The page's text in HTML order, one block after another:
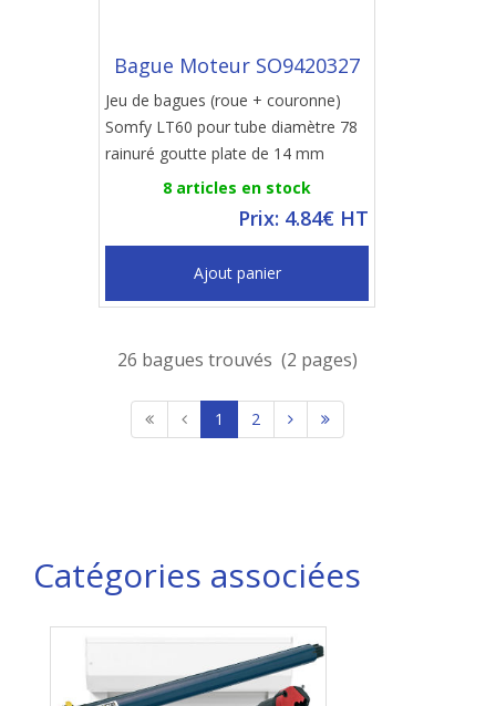
Bague Moteur SO9420327
Jeu de bagues (roue + couronne)
Somfy LT60 pour tube diamètre 78
rainuré goutte plate de 14 mm
8 articles en stock
Prix: 4.84€ HT
Ajout panier
26 bagues trouvés (2 pages)
1 2
Catégories associées